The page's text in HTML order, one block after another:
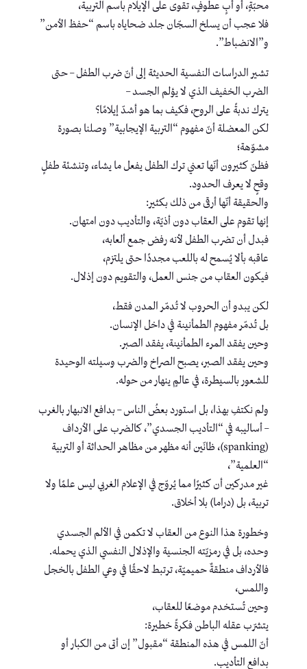
محبّةٍ، أو أبٍ عطوفٍ، تقوى على الإيلام باسم التربية،
فلا عجب أن يسلخ السجّان جلد ضحاياه باسم “حفظ الأمن”
و”الانضباط”.
تشير الدراسات النفسية الحديثة إلى أنّ ضرب الطفل – حتى
الضرب الخفيف الذي لا يؤلم الجسد –
يترك ندبةً على الروح، فكيف بما هو أشدّ إيلامًا؟
لكن المعضلة أنّ مفهوم “التربية الإيجابية” وصلنا بصورة
مشوّهة؛
فظنّ كثيرون أنّها تعني ترك الطفل يفعل ما يشاء، وتنشئة طفلٍ
وقحٍ لا يعرف الحدود.
والحقيقة أنّها أرقى من ذلك بكثير:
إنها تقوم على العقاب دون أذيّة، والتأديب دون امتهان.
فبدل أن تضرب الطفل لأنه رفض جمع ألعابه،
عاقبه بألا يُسمح له باللعب مجددًا حتى يلتزم،
فيكون العقاب من جنس العمل، والتقويم دون إذلال.
لكن يبدو أن الحروب لا تُدمّر المدن فقط،
بل تُدمّر مفهوم الطمأنينة في داخل الإنسان.
وحين يفقد المرء الطمأنينة، يفقد الصبر.
وحين يفقد الصبر، يصبح الصراخ والضرب وسيلته الوحيدة
للشعور بالسيطرة، في عالمٍ ينهار من حوله.
ولم نكتفِ بهذا، بل استورد بعضُ الناس – بدافع الانبهار بالغرب
– أساليبه في “التأديب الجسدي”، كالضرب على الأرداف
(spanking)، ظانّين أنه مظهر من مظاهر الحداثة أو التربية
“العلمية”،
غير مدركين أن كثيرًا مما يُروّج في الإعلام الغربي ليس علمًا ولا
تربية، بل (دراما) بلا أخلاق.
وخطورة هذا النوع من العقاب لا تكمن في الألم الجسدي
وحده، بل في رمزيّته الجنسية والإذلال النفسي الذي يحمله.
فالأرداف منطقةٌ حميميّة، ترتبط لاحقًا في وعي الطفل بالخجل
واللمس،
وحين تُستخدم موضعًا للعقاب،
يتشرّب عقله الباطن فكرةً خطيرة:
أنّ اللمس في هذه المنطقة “مقبول” إن أتى من الكبار أو
بدافع التأديب.